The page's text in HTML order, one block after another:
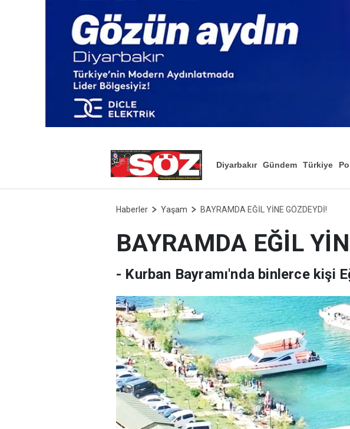
Diyarbakır Gündem Türkiye
Haberler Yaşam BAYRAMDA EĞİL YİNE GÖZDEYDİ!
BAYRAMDA EĞİL
- Kurban Bayramı'nda binlerce kişi